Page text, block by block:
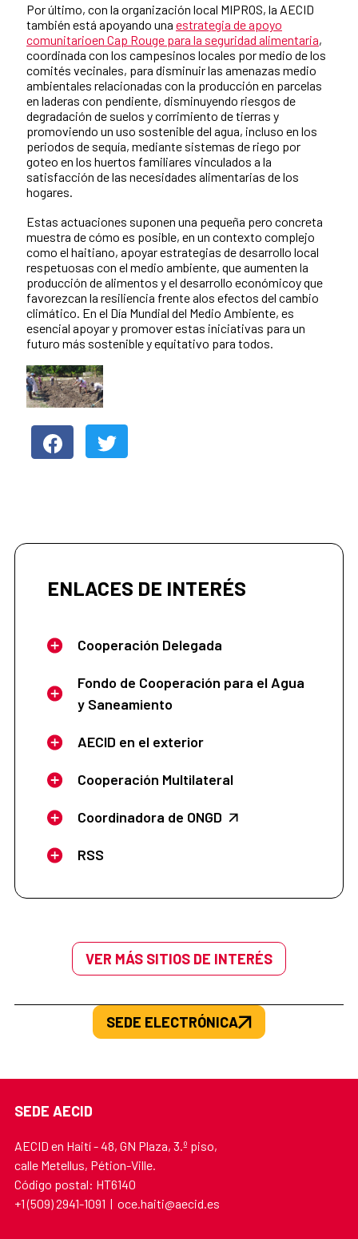
Por último, con la organización local MIPROS, la AECID
también está apoyando una estrategia de apoyo
comunitarioen Cap Rouge para la seguridad alimentaria,
coordinada con los campesinos locales por medio de los
comités vecinales, para disminuir las amenazas medio
ambientales relacionadas con la producción en parcelas
en laderas con pendiente, disminuyendo riesgos de
degradación de suelos y corrimiento de tierras y
promoviendo un uso sostenible del agua, incluso en los
periodos de sequía, mediante sistemas de riego por
goteo en los huertos familiares vinculados a la
satisfacción de las necesidades alimentarias de los
hogares.
Estas actuaciones suponen una pequeña pero concreta
muestra de cómo es posible, en un contexto complejo
como el haitiano, apoyar estrategias de desarrollo local
respetuosas con el medio ambiente, que aumenten la
producción de alimentos y el desarrollo económicoy que
favorezcan la resiliencia frente alos efectos del cambio
climático. En el Día Mundial del Medio Ambiente, es
esencial apoyar y promover estas iniciativas para un
futuro más sostenible y equitativo para todos.
ENLACES DE INTERÉS
Cooperación Delegada
Fondo de Cooperación para el Agua
y Saneamiento
AECID en el exterior
Cooperación Multilateral
Coordinadora de ONGD
RSS
VER MÁS SITIOS DE INTERÉS
SEDE ELECTRÓNICA
SEDE AECID
AECID en Haití - 48, GN Plaza, 3.º piso,
calle Metellus, Pétion-Ville.
Código postal: HT6140
+1 (509) 2941-1091 | oce.haiti@aecid.es